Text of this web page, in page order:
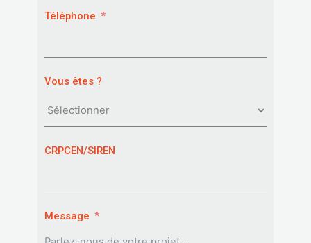
Téléphone
Vous êtes ?
CRPCEN/SIREN
Message